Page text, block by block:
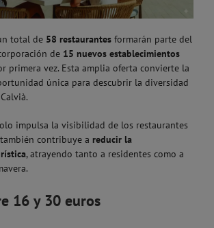
total de 58 restaurantes formarán parte del
de 15 nuevos establecimientos
primera vez. Esta amplia oferta convierte la
única para descubrir la diversidad
Calvià.
impulsa la visibilidad de los restaurantes
contribuye a reducir la
, atrayendo tanto a residentes como a
16 y 30 euros